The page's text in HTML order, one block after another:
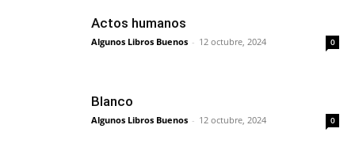
Actos humanos
Algunos Libros Buenos - 12 octubre, 2024 0
Blanco
Algunos Libros Buenos - 12 octubre, 2024 0